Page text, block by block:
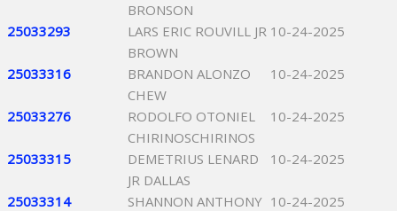
BRONSON
25033293
LARS ERIC ROUVILL JR
BROWN
10-24-2025
25033316
BRANDON ALONZO
CHEW
10-24-2025
25033276
RODOLFO OTONIEL
CHIRINOSCHIRINOS
10-24-2025
25033315
DEMETRIUS LENARD
JR DALLAS
10-24-2025
25033314
SHANNON ANTHONY 10-24-2025